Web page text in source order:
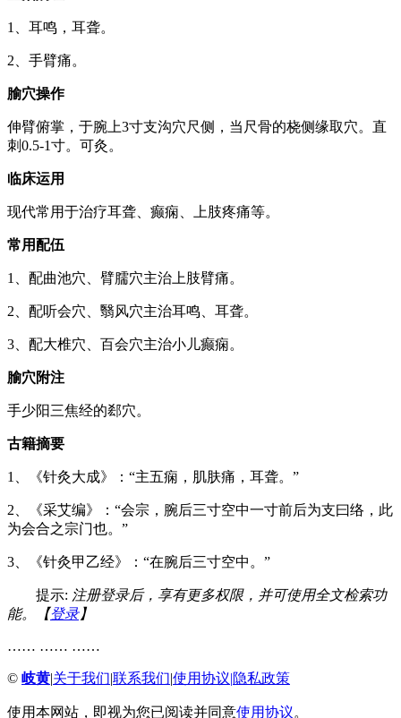
1、耳鸣，耳聋。
2、手臂痛。
腧穴操作
伸臂俯掌，于腕上3寸支沟穴尺侧，当尺骨的桡侧缘取穴。直
刺0.5-1寸。可灸。
临床运用
现代常用于治疗耳聋、癫痫、上肢疼痛等。
常用配伍
1、配曲池穴、臂臑穴主治上肢臂痛。
2、配听会穴、翳风穴主治耳鸣、耳聋。
3、配大椎穴、百会穴主治小儿癫痫。
腧穴附注
手少阳三焦经的郄穴。
古籍摘要
1、《针灸大成》：“主五痫，肌肤痛，耳聋。”
2、《采艾编》：“会宗，腕后三寸空中一寸前后为支曰络，此
为会合之宗门也。”
3、《针灸甲乙经》：“在腕后三寸空中。”
提示: 注册登录后，享有更多权限，并可使用全文检索功
能。【登录】
…… …… ……
© 岐黄|关于我们|联系我们|使用协议|隐私政策
使用本网站，即视为您已阅读并同意使用协议。